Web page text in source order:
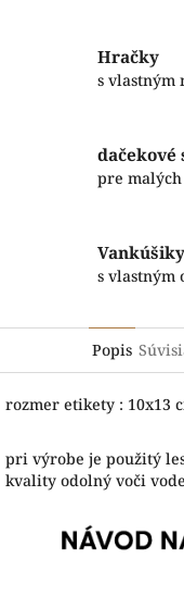
Hračky
s vlastným
dačekové
pre
Vankúšiky
s vlastným
Popis
rozmer etikety : 10x13
pri výrobe je použitý
kvality odolný voči